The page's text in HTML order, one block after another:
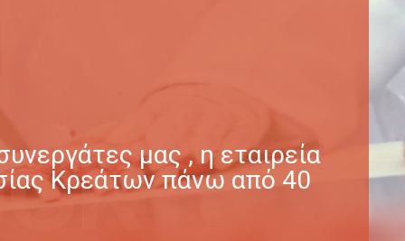
μας , η εταιρεία
Κρεάτων πάνω από 40